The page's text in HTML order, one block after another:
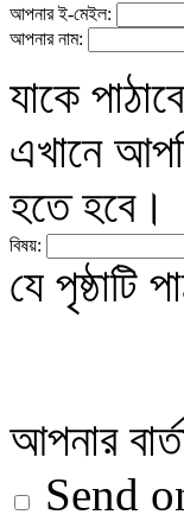
আপনার ই-মেইল:
আপনার নাম:
যাকে
এখানে
হতে হবে।
বিষয়:
যে পৃষ্ঠাটি
আপনার
Send